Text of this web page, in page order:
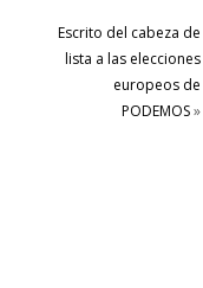
Escrito del cabeza de
lista a las elecciones
europeos de
PODEMOS»